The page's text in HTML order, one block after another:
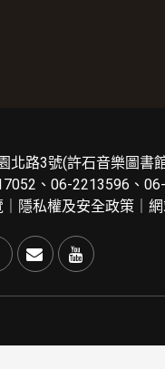
北路3號(許石音樂圖書
、06-2213596、
隱私權及安全政策